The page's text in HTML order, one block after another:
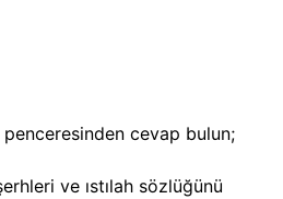
penceresinden cevap bulun;
ve ıstılah sözlüğünü